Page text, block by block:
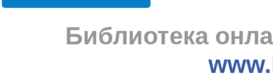
Библиотека